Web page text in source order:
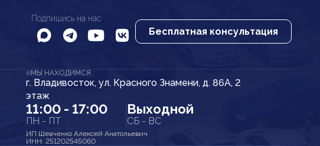
Подпишись на нас
Бесплатная консультация
МЫ НАХОДИМСЯ
г. Владивосток, ул. Красного Знамени, д. 86А, 2
этаж
11:00 - 17:00
ПН - ПТ
Выходной
СБ - ВС
ИП Шевченко Алексей Анатольевич
ИНН: 251202545060